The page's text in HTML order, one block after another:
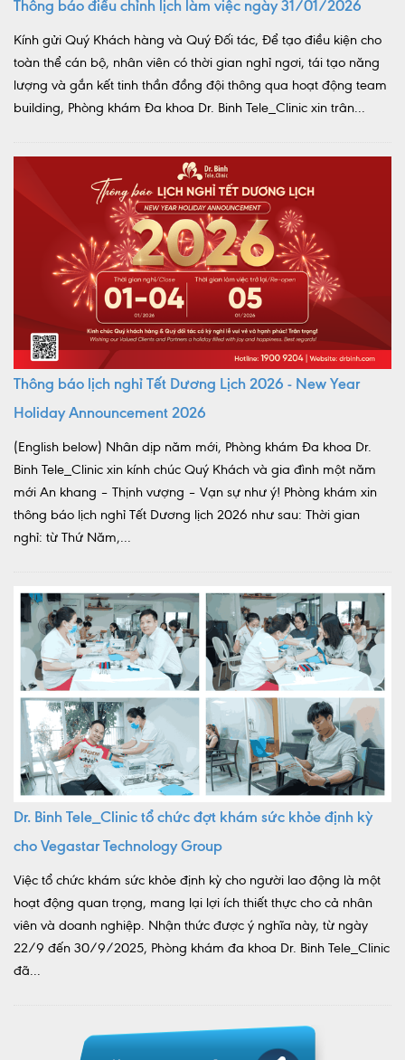
Thông báo điều chỉnh lịch làm việc ngày 31/01/2026
Kính gửi Quý Khách hàng và Quý Đối tác, Để tạo điều kiện cho
toàn thể cán bộ, nhân viên có thời gian nghỉ ngơi, tái tạo năng
lượng và gắn kết tinh thần đồng đội thông qua hoạt động team
building, Phòng khám Đa khoa Dr. Binh Tele_Clinic xin trân...
Thông báo lịch nghỉ Tết Dương Lịch 2026 - New Year
Holiday Announcement 2026
(English below) Nhân dịp năm mới, Phòng khám Đa khoa Dr.
Binh Tele_Clinic xin kính chúc Quý Khách và gia đình một năm
mới An khang – Thịnh vượng – Vạn sự như ý! Phòng khám xin
thông báo lịch nghỉ Tết Dương lịch 2026 như sau: Thời gian
nghỉ: từ Thứ Năm,...
Dr. Binh Tele_Clinic tổ chức đợt khám sức khỏe định kỳ
cho Vegastar Technology Group
Việc tổ chức khám sức khỏe định kỳ cho người lao động là một
hoạt động quan trọng, mang lại lợi ích thiết thực cho cả nhân
viên và doanh nghiệp. Nhận thức được ý nghĩa này, từ ngày
22/9 đến 30/9/2025, Phòng khám đa khoa Dr. Binh Tele_Clinic
đã...